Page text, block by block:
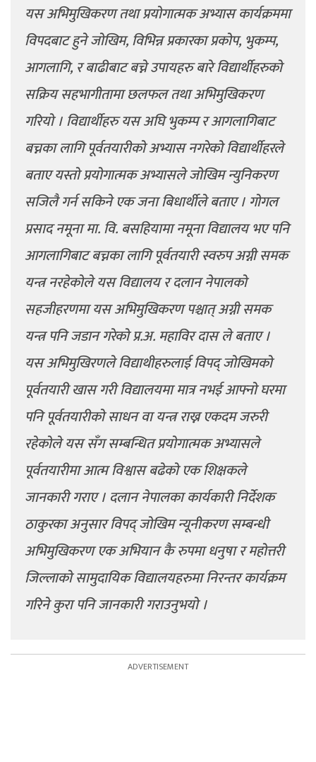
यस अभिमुखिकरण तथा प्रयोगात्मक अभ्यास कार्यक्रममा
विपदबाट हुने जोखिम, विभिन्न प्रकारका प्रकोप, भुकम्प,
आगलागि, र बाढीबाट बच्ने उपायहरु बारे विद्यार्थीहरुको
सक्रिय सहभागीतामा छलफल तथा अभिमुखिकरण
गरियो । विद्यार्थीहरु यस अघि भुकम्प र आगलागिबाट
बच्नका लागि पूर्वतयारीको अभ्यास नगरेको विद्यार्थीहरले
बताए यस्तो प्रयोगात्मक अभ्यासले जोखिम न्युनिकरण
सजिलै गर्न सकिने एक जना बिधार्थीले बताए । गोगल
प्रसाद नमूना मा. वि. बसहियामा नमूना विद्यालय भए पनि
आगलागिबाट बच्नका लागि पूर्वतयारी स्वरुप अग्नी समक
यन्त्र नरहेकोले यस विद्यालय र दलान नेपालको
सहजीहरणमा यस अभिमुखिकरण पश्चात् अग्नी समक
यन्त्र पनि जडान गरेको प्र.अ. महाविर दास ले बताए ।
यस अभिमुखिरणले विद्याथीहरुलाई विपद् जोखिमको
पूर्वतयारी खास गरी विद्यालयमा मात्र नभई आफ्नो घरमा
पनि पूर्वतयारीको साधन वा यन्त्र राख्न एकदम जरुरी
रहेकोले यस सँग सम्बन्धित प्रयोगात्मक अभ्यासले
पूर्वतयारीमा आत्म विश्वास बढेको एक शिक्षकले
जानकारी गराए । दलान नेपालका कार्यकारी निर्देशक
ठाकुरका अनुसार विपद् जोखिम न्यूनीकरण सम्बन्धी
अभिमुखिकरण एक अभियान कै रुपमा धनुषा र महोत्तरी
जिल्लाको सामुदायिक विद्यालयहरुमा निरन्तर कार्यक्रम
गरिने कुरा पनि जानकारी गराउनुभयो ।